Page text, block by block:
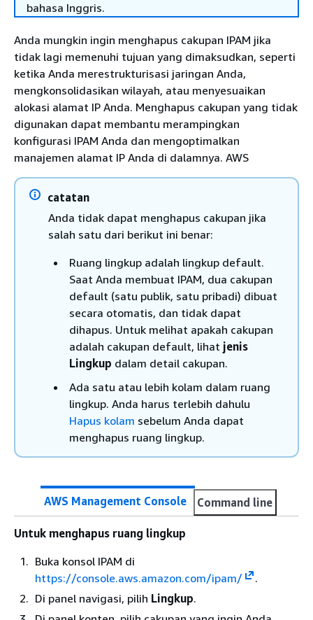
bahasa Inggris.
Anda mungkin ingin menghapus cakupan IPAM jika
tidak lagi memenuhi tujuan yang dimaksudkan, seperti
ketika Anda merestrukturisasi jaringan Anda,
mengkonsolidasikan wilayah, atau menyesuaikan
alokasi alamat IP Anda. Menghapus cakupan yang tidak
digunakan dapat membantu merampingkan
konfigurasi IPAM Anda dan mengoptimalkan
manajemen alamat IP Anda di dalamnya. AWS
catatan
Anda tidak dapat menghapus cakupan jika
salah satu dari berikut ini benar:
Ruang lingkup adalah lingkup default.
Saat Anda membuat IPAM, dua cakupan
default (satu publik, satu pribadi) dibuat
secara otomatis, dan tidak dapat
dihapus. Untuk melihat apakah cakupan
adalah cakupan default, lihat jenis
Lingkup dalam detail cakupan.
Ada satu atau lebih kolam dalam ruang
lingkup. Anda harus terlebih dahulu
Hapus kolam sebelum Anda dapat
menghapus ruang lingkup.
AWS Management Console Command line
Untuk menghapus ruang lingkup
Buka konsol IPAM di
https://console.aws.amazon.com/ipam/
.
Di panel navigasi, pilih Lingkup.